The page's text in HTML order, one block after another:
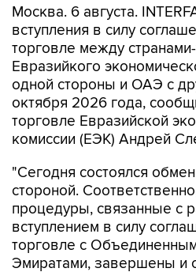
торговле между
Евразийкого
одной стороны и ОАЭ с
октября 2026 года,
торговле Евразийской
комиссии (ЕЭК) Андрей
"Сегодня состоялся обмен
процедуры, связанные с
вступлением в силу
торговле с
Эмиратами, завершены и
вступления в силу - 6
сказал он журналистам в